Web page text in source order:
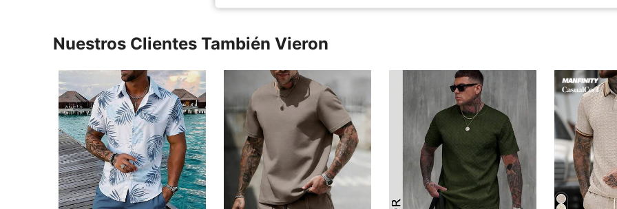
Nuestros Clientes También Vieron